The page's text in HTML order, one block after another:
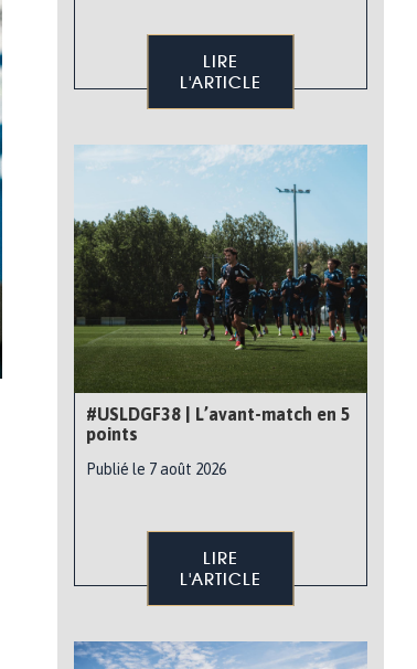
LIRE
L'ARTICLE
#USLDGF38 | L’avant-match en 5
points
Publié le 7 août 2026
LIRE
L'ARTICLE